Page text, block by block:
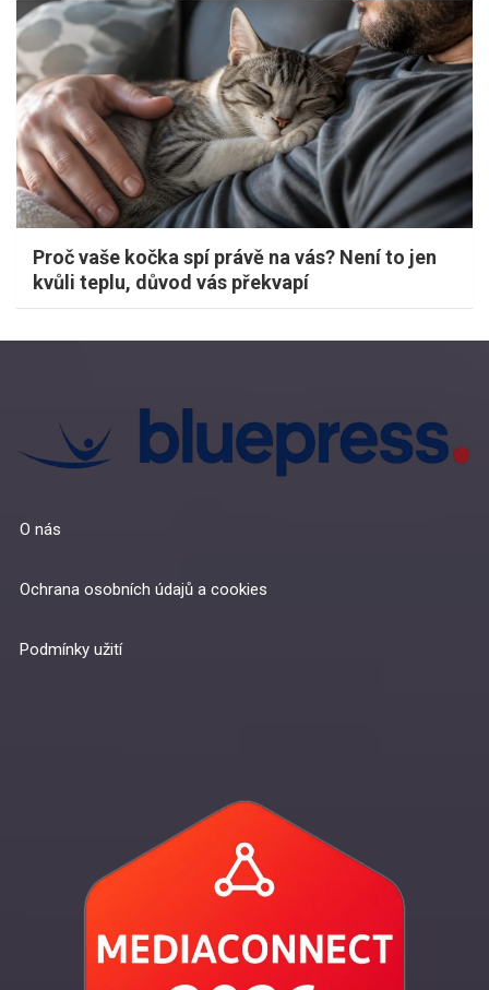
Proč vaše kočka spí právě na vás? Není to jen
kvůli teplu, důvod vás překvapí
O nás
Ochrana osobních údajů a cookies
Podmínky užití